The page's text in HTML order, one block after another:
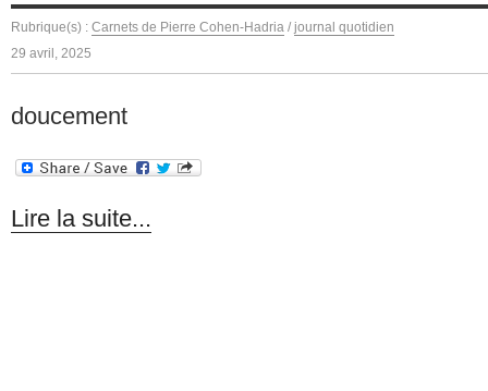
Rubrique(s) : Carnets de Pierre Cohen-Hadria / journal quotidien
29 avril, 2025
doucement
Lire la suite...